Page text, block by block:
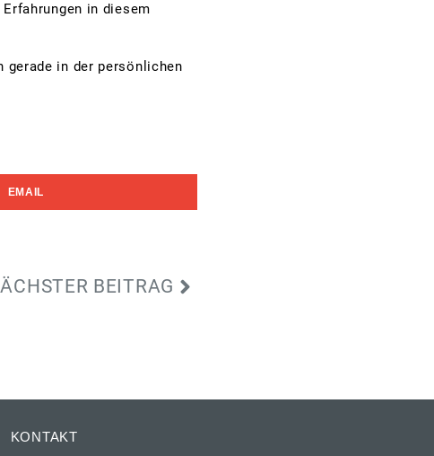
in diesem
gerade in der persönlichen
EMAIL
BEITRAG
KONTAKT